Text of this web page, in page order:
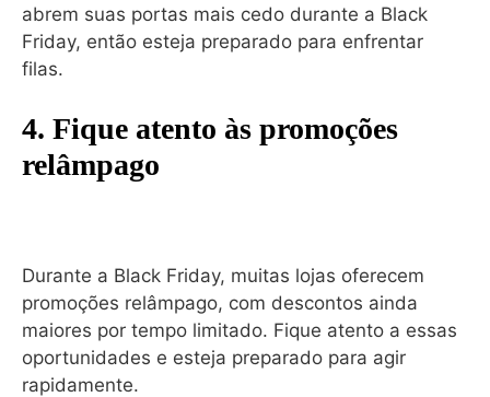
abrem suas portas mais cedo durante a Black
Friday, então esteja preparado para enfrentar
filas.
4. Fique atento às promoções
relâmpago
Durante a Black Friday, muitas lojas oferecem
promoções relâmpago, com descontos ainda
maiores por tempo limitado. Fique atento a essas
oportunidades e esteja preparado para agir
rapidamente.